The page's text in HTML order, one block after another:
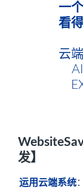
一
看
云
发】
运用云端系统